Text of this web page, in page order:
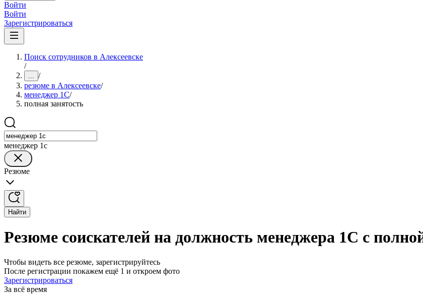
Войти
Войти
Зарегистрироваться
Поиск сотрудников в Алексеевске
/
... /
резюме в Алексеевске/
менеджер 1С/
полная занятость
менеджер 1с
Резюме
Найти
Резюме соискателей на должность менеджера 1С с
Чтобы видеть все резюме, зарегистрируйтесь
После регистрации покажем ещё 1 и откроем фото
Зарегистрироваться
За всё время